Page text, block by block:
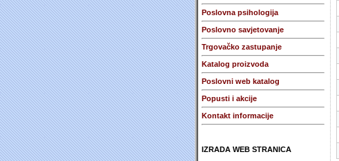
Poslovna psihologija
Poslovno savjetovanje
Trgovačko zastupanje
Katalog proizvoda
Poslovni web katalog
Popusti i akcije
Kontakt informacije
IZRADA WEB STRANICA